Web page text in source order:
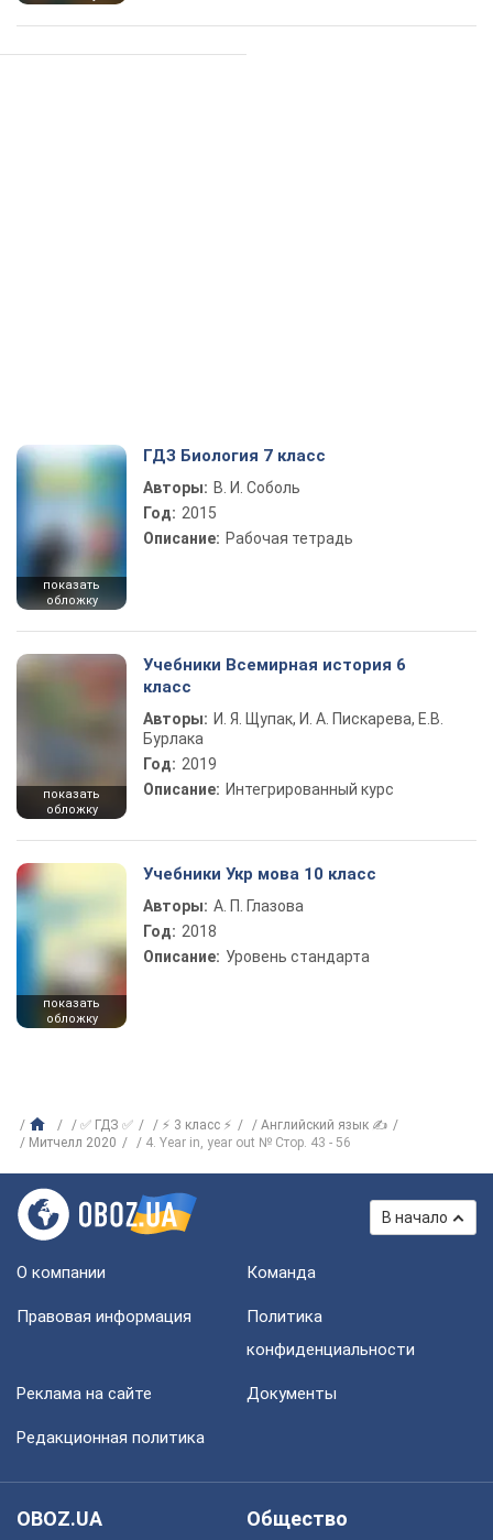
показать
обложку
ГДЗ Биология 7 класс
Авторы: В. И. Соболь
Год: 2015
Описание: Рабочая тетрадь
показать
обложку
Учебники Всемирная история 6
класс
Авторы: И. Я. Щупак, И. А. Пискарева, Е.В.
Бурлака
Год: 2019
Описание: Интегрированный курс
показать
обложку
Учебники Укр мова 10 класс
Авторы: А. П. Глазова
Год: 2018
Описание: Уровень стандарта
✅ ГДЗ ✅ ⚡ 3 класс ⚡
Английский язык ✍
Митчелл 2020
4. Year in, year out № Стор. 43 - 56
В начало
О компании Команда
Правовая информация
Политика
конфиденциальности
Реклама на сайте Документы
Редакционная политика
OBOZ.UA
Общество